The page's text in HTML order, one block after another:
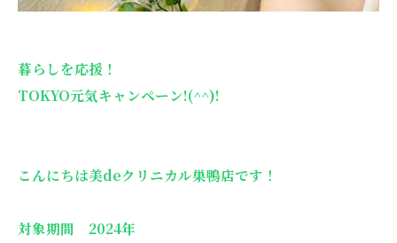
暮らしを応援！
TOKYO元気キャンペーン!(^^)!
こんにちは美deクリニカル巣鴨店です！
対象期間 2024年